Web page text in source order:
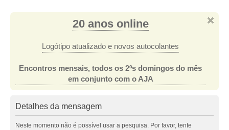
20 anos online
Logótipo atualizado e novos autocolantes
Encontros mensais, todos os 2ºs domingos do mês
em conjunto com o AJA
Detalhes da mensagem
Neste momento não é possível usar a pesquisa. Por favor, tente